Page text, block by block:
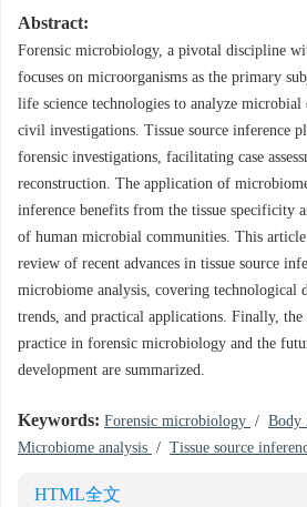
Abstract:
Forensic microbiology, a pivotal discipline
focuses on microorganisms as the primary
life science technologies to analyze
civil investigations. Tissue source inference
forensic investigations, facilitating case
reconstruction. The application of
inference benefits from the tissue specificity
of human microbial communities. This
review of recent advances in tissue source
microbiome analysis, covering technological
trends, and practical applications. Finally,
practice in forensic microbiology and the
development are summarized.
Keywords: Forensic microbiology / Body
Microbiome analysis / Tissue source
HTML全文